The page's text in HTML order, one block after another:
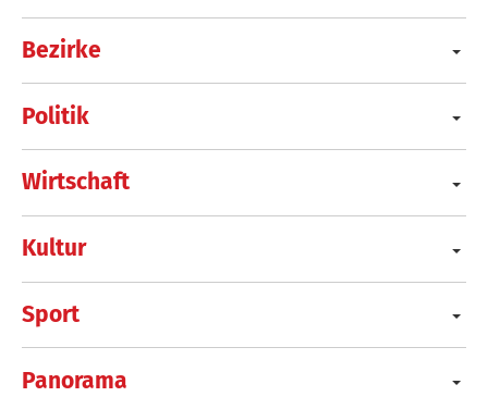
Bezirke
Politik
Wirtschaft
Kultur
Sport
Panorama